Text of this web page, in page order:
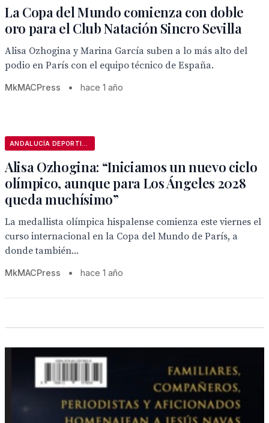
La Copa del Mundo comienza con doble
oro para el Club Natación Sincro Sevilla
Alisa Ozhogina y Marina García suben a lo más alto del
podio en París con el equipo técnico de España.
MkMACPress • hace 1 año
Alisa Ozhogina: “Iniciamos un nuevo ciclo
olímpico, aunque para Los Ángeles 2028
queda muchísimo”
La medallista olímpica hispalense comienza este viernes el
curso internacional en la Copa del Mundo de París, a
donde también...
MkMACPress • hace 1 año